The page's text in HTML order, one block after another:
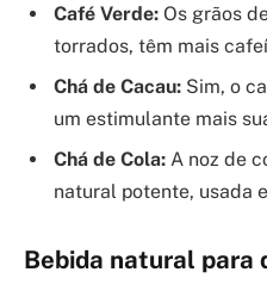
Café Verde: Os grãos
torrados, têm mais
Chá de Cacau: Sim, o
um estimulante mais
Chá de Cola: A noz de
natural potente, usada
Bebida natural para